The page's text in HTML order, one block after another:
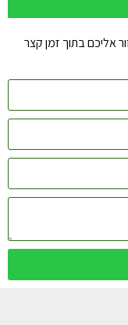
אליכם בתוך זמן קצר